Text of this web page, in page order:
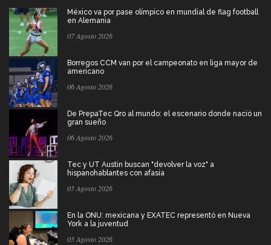
México va por pase olímpico en mundial de flag football
en Alemania
07 Agosto 2026
Borregos CCM van por el campeonato en liga mayor de
americano
06 Agosto 2026
De PrepaTec Qro al mundo: el escenario donde nació un
gran sueño
06 Agosto 2026
Tec y UT Austin buscan "devolver la voz" a
hispanohablantes con afasia
05 Agosto 2026
En la ONU: mexicana y EXATEC representó en Nueva
York a la juventud
05 Agosto 2026